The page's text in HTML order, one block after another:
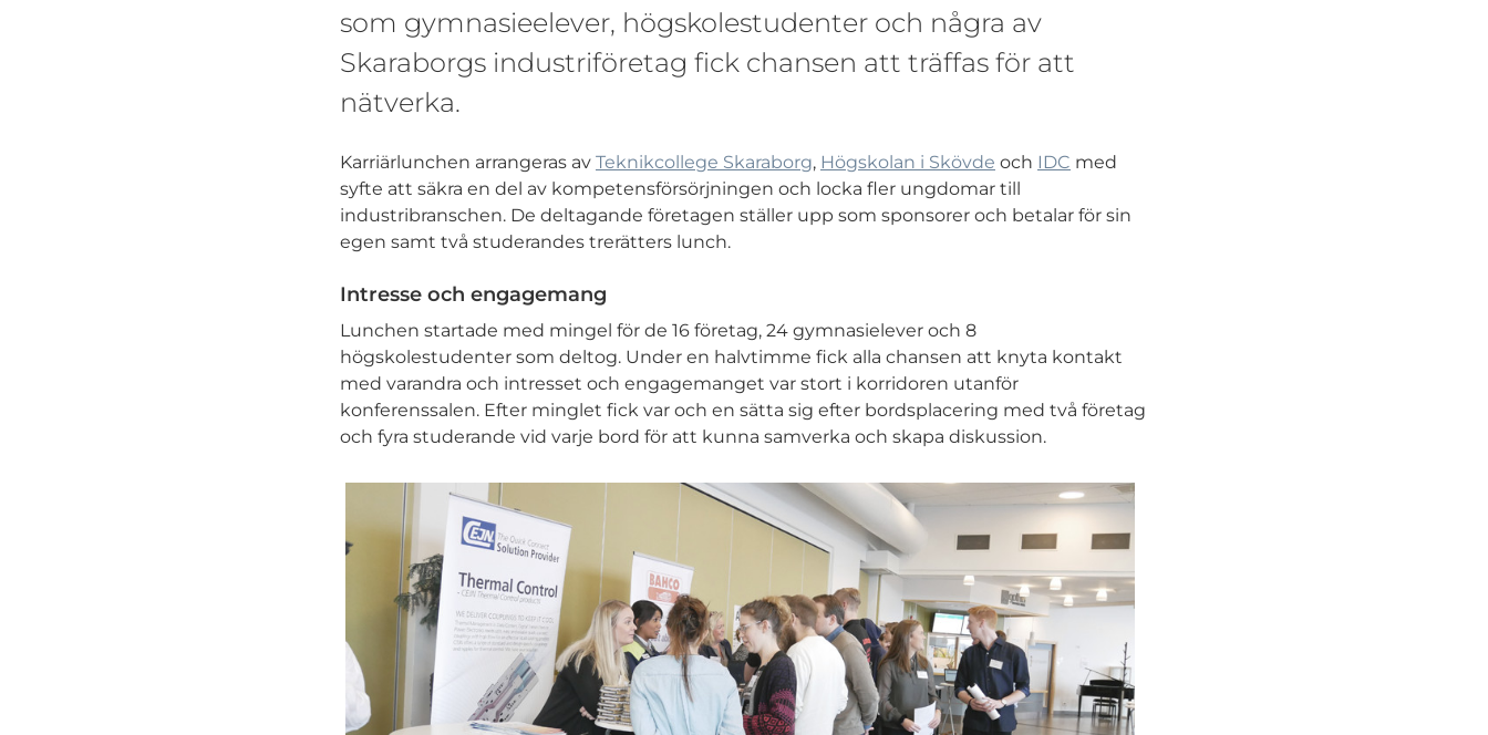
som gymnasieelever, högskolestudenter och några av
Skaraborgs industriföretag fick chansen att träffas för att
nätverka.
Karriärlunchen arrangeras av Teknikcollege Skaraborg, Högskolan i Skövde och IDC med
syfte att säkra en del av kompetensförsörjningen och locka fler ungdomar till
industribranschen. De deltagande företagen ställer upp som sponsorer och betalar för sin
egen samt två studerandes trerätters lunch.
Intresse och engagemang
Lunchen startade med mingel för de 16 företag, 24 gymnasielever och 8
högskolestudenter som deltog. Under en halvtimme fick alla chansen att knyta kontakt
med varandra och intresset och engagemanget var stort i korridoren utanför
konferenssalen. Efter minglet fick var och en sätta sig efter bordsplacering med två företag
och fyra studerande vid varje bord för att kunna samverka och skapa diskussion.